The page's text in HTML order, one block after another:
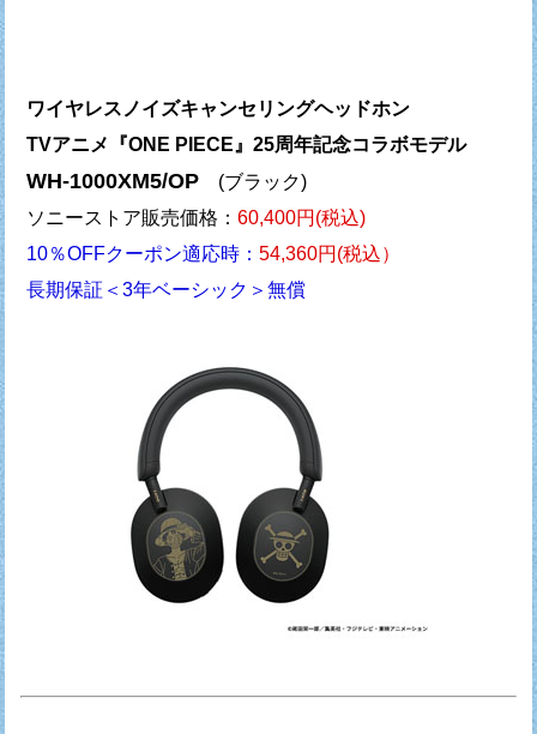
ワイヤレスノイズキャンセリングヘッドホン
TVアニメ『ONE PIECE』25周年記念コラボモデル
WH-1000XM5/OP(ブラック)
ソニーストア販売価格： 60,400円(税込)
10％OFFクーポン適応時： 54,360円(税込）
長期保証＜3年ベーシック＞無償